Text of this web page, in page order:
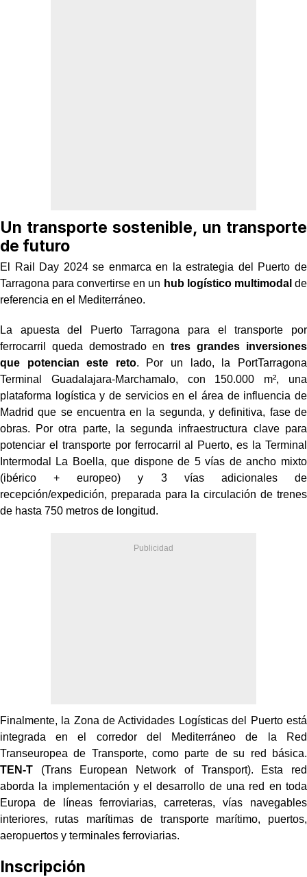
Un transporte sostenible, un transporte
de futuro
El Rail Day 2024 se enmarca en la estrategia del Puerto de
Tarragona para convertirse en un hub logístico multimodal de
referencia en el Mediterráneo.
La apuesta del Puerto Tarragona para el transporte por
ferrocarril queda demostrado en tres grandes inversiones
que potencian este reto. Por un lado, la PortTarragona
Terminal
Guadalajara-Marchamalo, con 150.000 m², una
plataforma logística y de servicios en el área de influencia de
Madrid que se encuentra en la segunda, y definitiva, fase de
obras. Por otra parte,
la segunda infraestructura clave para
potenciar el transporte por ferrocarril al Puerto, es la Terminal
Intermodal La Boella, que dispone de 5 vías de ancho mixto
(ibérico + europeo) y 3 vías
adicionales de
recepción/expedición, preparada para la circulación de trenes
de hasta 750 metros de longitud.
Finalmente, la Zona de Actividades Logísticas del Puerto está
integrada en el corredor del Mediterráneo de la Red
Transeuropea de Transporte, como parte de su red básica.
TEN-T (Trans European Network of Transport). Esta red
aborda la implementación y el
desarrollo de una red en toda
Europa de líneas ferroviarias, carreteras, vías
navegables
interiores, rutas marítimas de transporte marítimo, puertos,
aeropuertos y terminales ferroviarias.
Inscripción